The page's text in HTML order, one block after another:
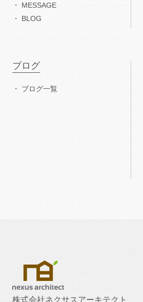
MESSAGE
BLOG
ブログ
ブログ一覧
株式会社ネクサスアーキテクト